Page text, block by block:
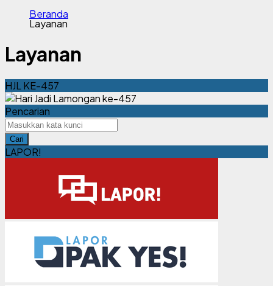
Beranda
Layanan
Layanan
HJL KE-457
Pencarian
Cari
LAPOR!